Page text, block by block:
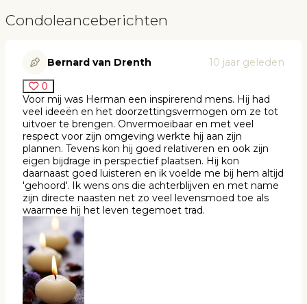
Condoleanceberichten
Bernard van Drenth 10 jaar geleden
0
Voor mij was Herman een inspirerend mens. Hij had
veel ideeën en het doorzettingsvermogen om ze tot
uitvoer te brengen. Onvermoeibaar en met veel
respect voor zijn omgeving werkte hij aan zijn
plannen. Tevens kon hij goed relativeren en ook zijn
eigen bijdrage in perspectief plaatsen. Hij kon
daarnaast goed luisteren en ik voelde me bij hem altijd
'gehoord'. Ik wens ons die achterblijven en met name
zijn directe naasten net zo veel levensmoed toe als
waarmee hij het leven tegemoet trad.